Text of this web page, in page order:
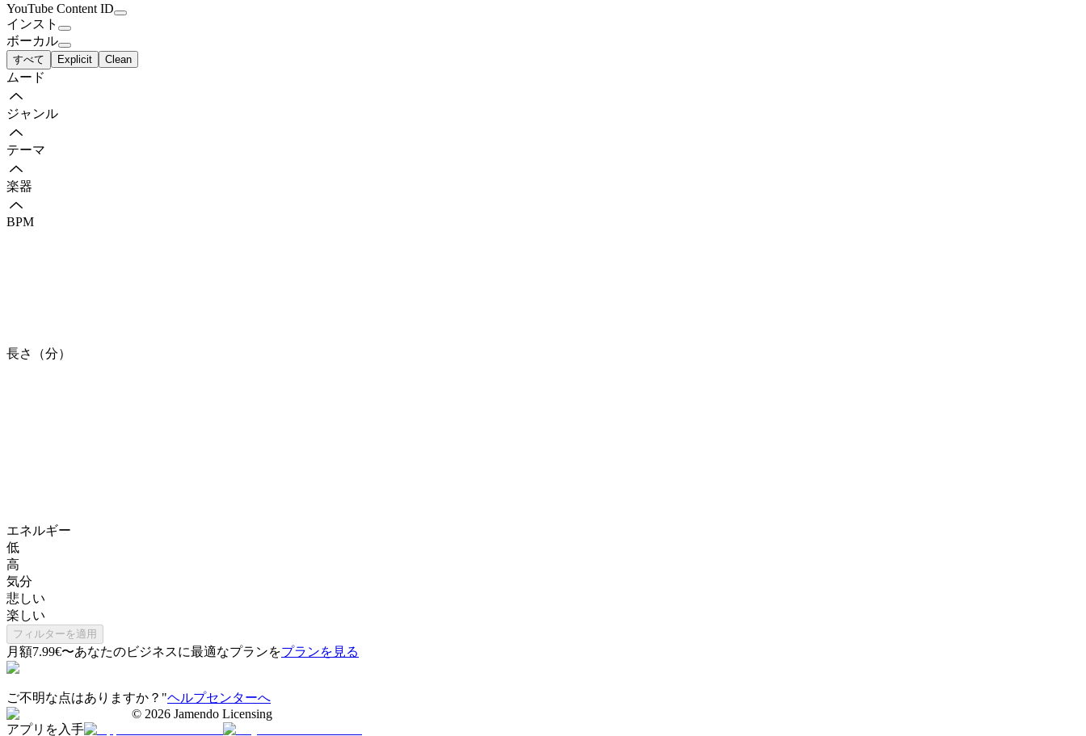
YouTube Content ID
インスト
ボーカル
すべて Explicit Clean
ムード
ジャンル
テーマ
楽器
BPM
長さ（分）
エネルギー
低
高
気分
悲しい
楽しい
フィルターを適用
月額7.99€〜あなたのビジネスに最適なプランをプランを見る
ご不明な点はありますか？"ヘルプセンターへ
© 2026 Jamendo Licensing
アプリを入手